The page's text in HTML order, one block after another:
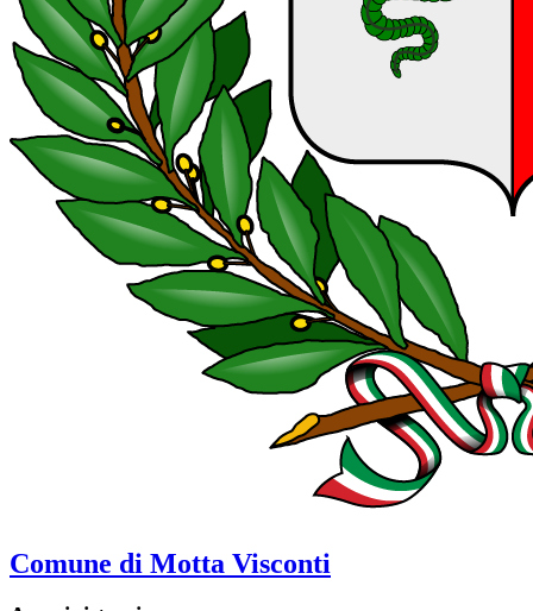
Comune di Motta Visconti